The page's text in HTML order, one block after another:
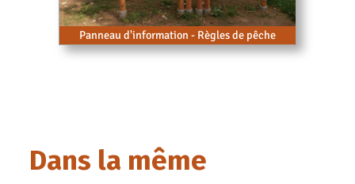
Panneau d'information - Règles de pêche
Dans la même